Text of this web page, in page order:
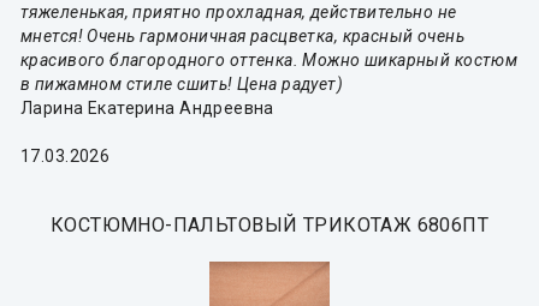
тяжеленькая, приятно прохладная, действительно не
мнется! Очень гармоничная расцветка, красный очень
красивого благородного оттенка. Можно шикарный костюм
в пижамном стиле сшить! Цена радует)
Ларина Екатерина Андреевна
17.03.2026
КОСТЮМНО-ПАЛЬТОВЫЙ ТРИКОТАЖ 6806ПТ